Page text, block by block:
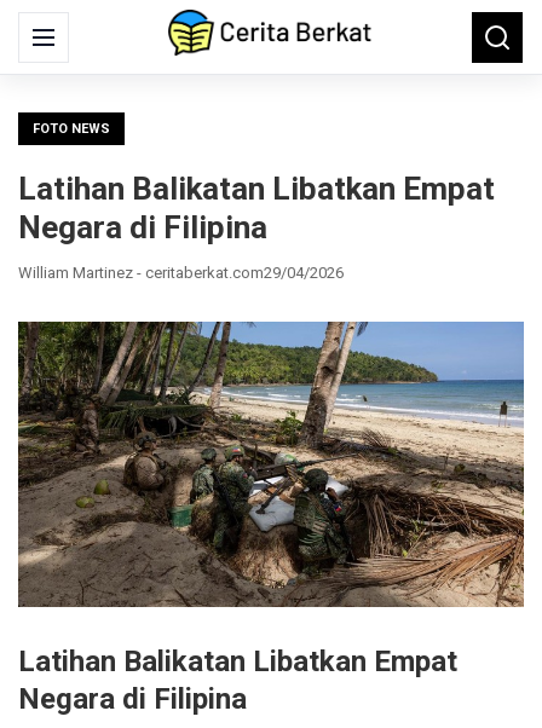
Menu
Search
for:
FOTO NEWS
Latihan Balikatan Libatkan Empat
Negara di Filipina
William Martinez - ceritaberkat.com29/04/2026
Latihan Balikatan Libatkan Empat
Negara di Filipina